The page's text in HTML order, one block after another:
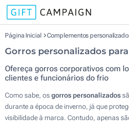
Página Inicial Complementos
Gorros personalizados
Ofereça gorros corporativos com
clientes e funcionários do frio
Como sabe, osgorros personalizados
durante a época de inverno, já que
visibilidade à marca. Contudo, apenas